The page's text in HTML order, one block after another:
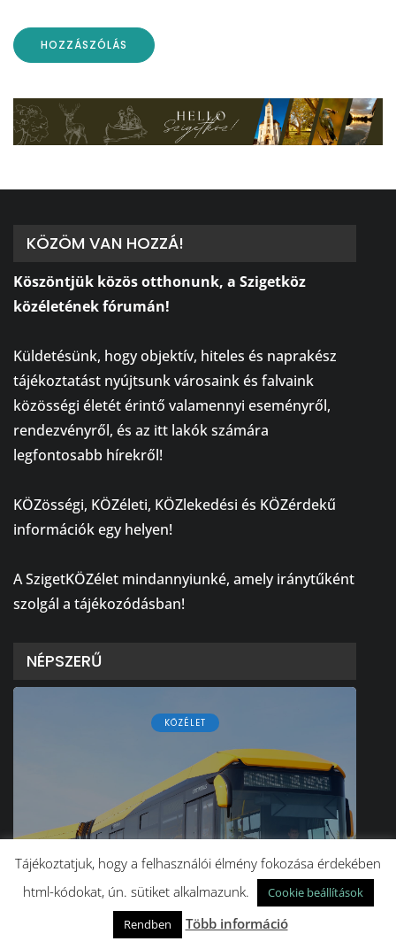
KÖZÖM VAN HOZZÁ!
Köszöntjük közös otthonunk, a Szigetköz
közéletének fórumán!
Küldetésünk, hogy objektív, hiteles és naprakész
tájékoztatást nyújtsunk városaink és falvaink
közösségi életét érintő valamennyi eseményről,
rendezvényről, és az itt lakók számára
legfontosabb hírekről!
KÖZösségi, KÖZéleti, KÖZlekedési és KÖZérdekű
információk egy helyen!
A SzigetKÖZélet mindannyiunké, amely iránytűként
szolgál a tájékozódásban!
NÉPSZERŰ
KÖZÉLET
Év végétől e-buszt is
Tájékoztatjuk, hogy a felhasználói élmény fokozása érdekében
html-kódokat, ún. sütiket alkalmazunk.
Cookie beállítások
Rendben
Több információ